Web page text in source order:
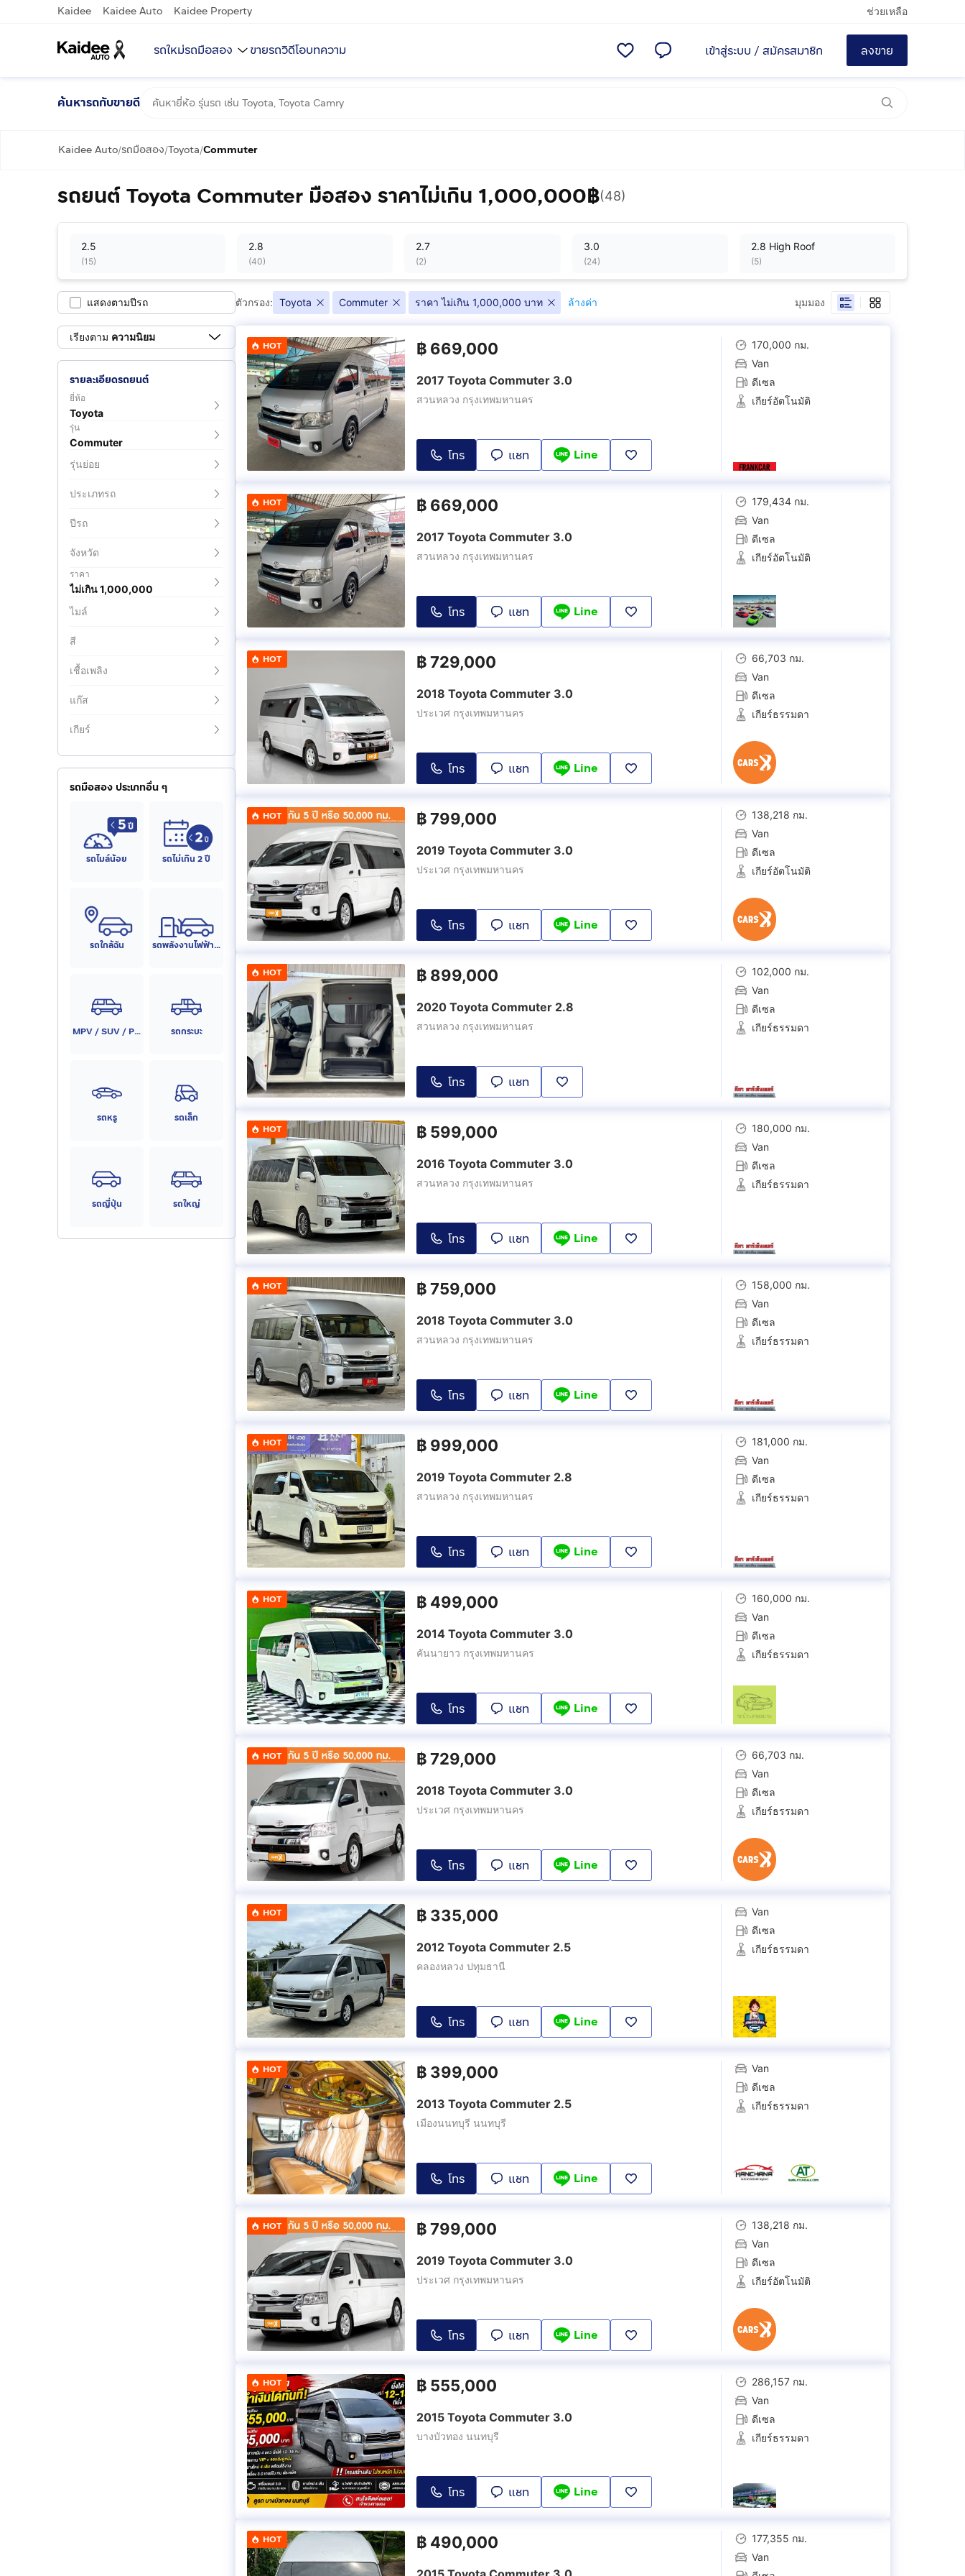
Kaidee Kaidee Auto Kaidee Property ช่วยเหลือ
รถใหม่รถมือสอง ขายรถวิดีโอบทความ เข้าสู่ระบบ / สมัครสมาชิก ลงขาย
ค้นหารถกับขายดี
Kaidee Auto/รถมือสอง/Toyota/Commuter
รถยนต์ Toyota Commuter มือสอง ราคาไม่เกิน 1,000,000฿(48)
2.5
(15)
2.8
(40)
2.7
(2)
3.0
(24)
2.8 High Roof
(5)
แสดงตามปีรถ
เรียงตาม ความนิยม
รายละเอียดรถยนต์
ยี่ห้อ
Toyota
รุ่น
Commuter
รุ่นย่อย
ประเภทรถ
ปีรถ
จังหวัด
ราคา
ไม่เกิน 1,000,000
ไมล์
สี
เชื้อเพลิง
แก๊ส
เกียร์
รถมือสอง ประเภทอื่น ๆ
รถไมล์น้อย รถไม่เกิน 2 ปี
รถใกล้ฉัน รถพลังงานไฟฟ้า (EV)
MPV / SUV / PPV รถกระบะ
รถหรู รถเล็ก
รถญี่ปุ่น รถใหญ่
ตัวกรอง: Toyota Commuter ราคา ไม่เกิน 1,000,000 บาท ล้างค่า มุมมอง
HOT ฿ 669,000
2017 Toyota Commuter 3.0
สวนหลวง กรุงเทพมหานคร
โทร แชท Line
170,000 กม.
Van
ดีเซล
เกียร์อัตโนมัติ
HOT ฿ 669,000
2017 Toyota Commuter 3.0
สวนหลวง กรุงเทพมหานคร
โทร แชท Line
179,434 กม.
Van
ดีเซล
เกียร์อัตโนมัติ
HOT ฿729,000
2018 Toyota Commuter 3.0
ประเวศ กรุงเทพมหานคร
โทร แชท Line
66,703 กม.
Van
ดีเซล
เกียร์ธรรมดา
HOT ฿799,000
2019 Toyota Commuter 3.0
ประเวศ กรุงเทพมหานคร
โทร แชท Line
138,218 กม.
Van
ดีเซล
เกียร์อัตโนมัติ
HOT ฿ 899,000
2020 Toyota Commuter 2.8
สวนหลวง กรุงเทพมหานคร
โทร แชท
102,000 กม.
Van
ดีเซล
เกียร์ธรรมดา
HOT ฿ 599,000
2016 Toyota Commuter 3.0
สวนหลวง กรุงเทพมหานคร
โทร แชท Line
180,000 กม.
Van
ดีเซล
เกียร์ธรรมดา
HOT ฿759,000
2018 Toyota Commuter 3.0
สวนหลวง กรุงเทพมหานคร
โทร แชท Line
158,000 กม.
Van
ดีเซล
เกียร์ธรรมดา
HOT ฿ 999,000
2019 Toyota Commuter 2.8
สวนหลวง กรุงเทพมหานคร
โทร แชท Line
181,000 กม.
Van
ดีเซล
เกียร์ธรรมดา
HOT ฿ 499,000
2014 Toyota Commuter 3.0
คันนายาว กรุงเทพมหานคร
โทร แชท Line
160,000 กม.
Van
ดีเซล
เกียร์ธรรมดา
HOT ฿729,000
2018 Toyota Commuter 3.0
ประเวศ กรุงเทพมหานคร
โทร แชท Line
66,703 กม.
Van
ดีเซล
เกียร์ธรรมดา
HOT ฿ 335,000
2012 Toyota Commuter 2.5
คลองหลวง ปทุมธานี
โทร แชท Line
Van
ดีเซล
เกียร์ธรรมดา
HOT ฿ 399,000
2013 Toyota Commuter 2.5
เมืองนนทบุรี นนทบุรี
โทร แชท Line
Van
ดีเซล
เกียร์ธรรมดา
HOT ฿799,000
2019 Toyota Commuter 3.0
ประเวศ กรุงเทพมหานคร
โทร แชท Line
138,218 กม.
Van
ดีเซล
เกียร์อัตโนมัติ
HOT ฿ 555,000
2015 Toyota Commuter 3.0
บางบัวทอง นนทบุรี
โทร แชท Line
286,157 กม.
Van
ดีเซล
เกียร์ธรรมดา
HOT ฿ 490,000
177,355 กม.
Van